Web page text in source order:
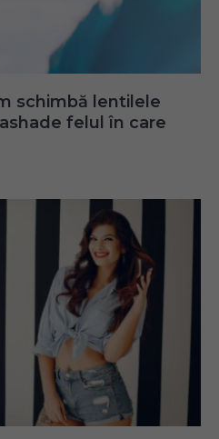
schimbă lentilele
felul în care